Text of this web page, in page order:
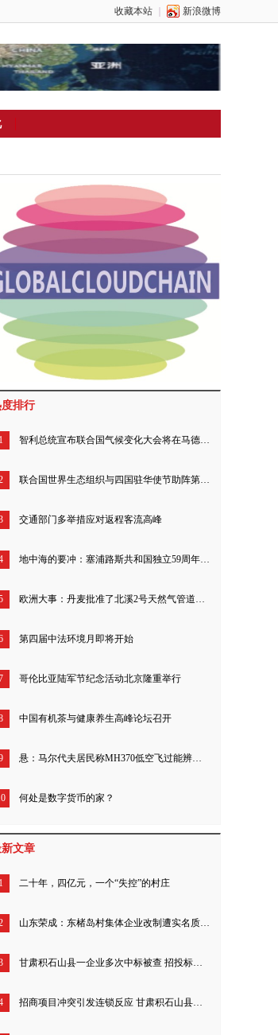
收藏本站 新浪微博
排行
1 智利总统宣布联合国气候变化大会将在马德里举行
联合国世界生态组织与四国驻华使节助阵第五届6·17艾雅康世界爱鸟节
交通部门多举措应对返程客流高峰
地中海的要冲：塞浦路斯共和国独立59周年招待会在北京举行
欧洲大事：丹麦批准了北溪2号天然气管道建设项目
第四届中法环境月即将开始
哥伦比亚陆军节纪念活动北京隆重举行
中国有机茶与健康养生高峰论坛召开
悬：马尔代夫居民称MH370低空飞过能辨机门，飞机疑飞往美国军事岛
何处是数字货币的家？
文章
1 二十年，四亿元，一个“失控”的村庄
山东荣成：东楮岛村集体企业改制遭实名质疑 ，九千余亩海域及船队被指隐匿侵占
甘肃积石山县一企业多次中标被查 招投标内幕案涉多个部门单位
招商项目冲突引发连锁反应 甘肃积石山县安氏兄弟案引发关注